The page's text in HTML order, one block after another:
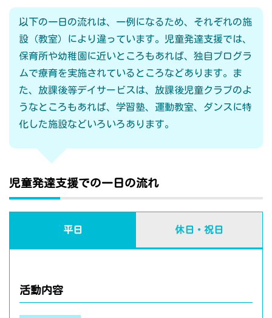
以下の一日の流れは、一例になるため、それぞれの施
設（教室）により違っています。児童発達支援では、
保育所や幼稚園に近いところもあれば、独自プログラ
ムで療育を実施されているところなどあります。ま
た、放課後等デイサービスは、放課後児童クラブのよ
うなところもあれば、学習塾、運動教室、ダンスに特
化した施設などいろいろあります。
児童発達支援での一日の流れ
平日 休日・祝日
活動内容